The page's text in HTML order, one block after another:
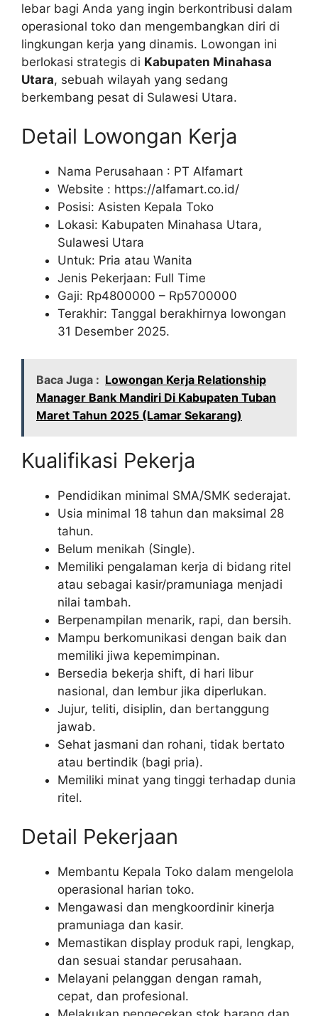
lebar bagi Anda yang ingin berkontribusi dalam
operasional toko dan mengembangkan diri di
lingkungan kerja yang dinamis. Lowongan ini
berlokasi strategis di Kabupaten Minahasa
Utara, sebuah wilayah yang sedang
berkembang pesat di Sulawesi Utara.
Detail Lowongan Kerja
Nama Perusahaan : PT Alfamart
Website : https://alfamart.co.id/
Posisi: Asisten Kepala Toko
Lokasi: Kabupaten Minahasa Utara,
Sulawesi Utara
Untuk: Pria atau Wanita
Jenis Pekerjaan: Full Time
Gaji: Rp4800000 – Rp5700000
Terakhir: Tanggal berakhirnya lowongan
31 Desember 2025.
Baca Juga : Lowongan Kerja Relationship
Manager Bank Mandiri Di Kabupaten Tuban
Maret Tahun 2025 (Lamar Sekarang)
Kualifikasi Pekerja
Pendidikan minimal SMA/SMK sederajat.
Usia minimal 18 tahun dan maksimal 28
tahun.
Belum menikah (Single).
Memiliki pengalaman kerja di bidang ritel
atau sebagai kasir/pramuniaga menjadi
nilai tambah.
Berpenampilan menarik, rapi, dan bersih.
Mampu berkomunikasi dengan baik dan
memiliki jiwa kepemimpinan.
Bersedia bekerja shift, di hari libur
nasional, dan lembur jika diperlukan.
Jujur, teliti, disiplin, dan bertanggung
jawab.
Sehat jasmani dan rohani, tidak bertato
atau bertindik (bagi pria).
Memiliki minat yang tinggi terhadap dunia
ritel.
Detail Pekerjaan
Membantu Kepala Toko dalam mengelola
operasional harian toko.
Mengawasi dan mengkoordinir kinerja
pramuniaga dan kasir.
Memastikan display produk rapi, lengkap,
dan sesuai standar perusahaan.
Melayani pelanggan dengan ramah,
cepat, dan profesional.